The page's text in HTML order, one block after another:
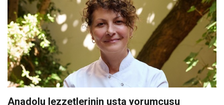
Anadolu lezzetlerinin usta yorumcusu